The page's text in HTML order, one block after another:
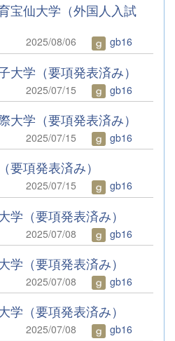
宝仙大学（外国人入試
2025/08/06 gb16
大学（要項発表済み）
2025/07/15 gb16
大学（要項発表済み）
2025/07/15 gb16
要項発表済み）
2025/07/15 gb16
学（要項発表済み）
2025/07/08 gb16
学（要項発表済み）
2025/07/08 gb16
学（要項発表済み）
2025/07/08 gb16